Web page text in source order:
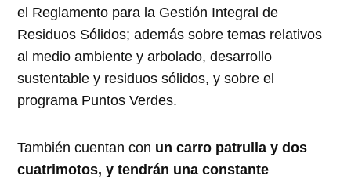
el Reglamento para la Gestión Integral de
Residuos Sólidos; además sobre temas relativos
al medio ambiente y arbolado, desarrollo
sustentable y residuos sólidos, y sobre el
programa Puntos Verdes.
También cuentan con un carro patrulla y dos
cuatrimotos, y tendrán una constante